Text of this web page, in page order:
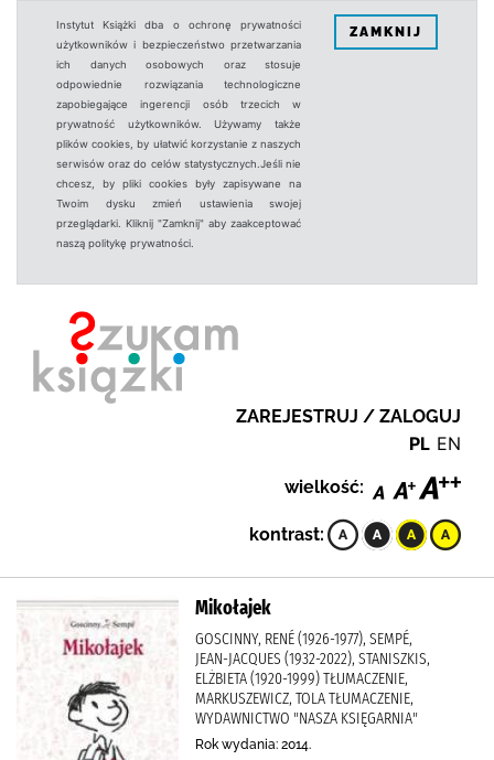
Instytut Książki dba o ochronę prywatności
użytkowników i bezpieczeństwo przetwarzania
ich danych osobowych oraz stosuje
odpowiednie rozwiązania technologiczne
zapobiegające ingerencji osób trzecich w
prywatność użytkowników. Używamy także
plików cookies, by ułatwić korzystanie z naszych
serwisów oraz do celów statystycznych.Jeśli nie
chcesz, by pliki cookies były zapisywane na
Twoim dysku zmień ustawienia swojej
przeglądarki. Kliknij "Zamknij" aby zaakceptować
naszą politykę prywatności.
ZAMKNIJ
ZAREJESTRUJ / ZALOGUJ
PL EN
wielkość:
kontrast:
Mikołajek
GOSCINNY, RENÉ (1926-1977), SEMPÉ,
JEAN-JACQUES (1932-2022), STANISZKIS,
ELŻBIETA (1920-1999) TŁUMACZENIE,
MARKUSZEWICZ, TOLA TŁUMACZENIE,
WYDAWNICTWO "NASZA KSIĘGARNIA"
Rok wydania: 2014.